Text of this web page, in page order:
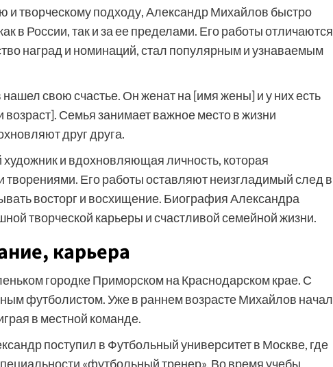
и творческому подходу, Александр Михайлов быстро
в России, так и за ее пределами. Его работы отличаются
наград и номинаций, стал популярным и узнаваемым
свою счастье. Он женат на [имя жены] и у них есть
возраст]. Семья занимает важное место в жизни
друг друга.
и вдохновляющая личность, которая
творениями. Его работы оставляют неизгладимый след в
восторг и восхищение. Биография Александра
творческой карьеры и счастливой семейной жизни.
карьера
городке Приморском на Краснодарском крае. С
футболистом. Уже в раннем возрасте Михайлов начал
в местной команде.
поступил в Футбольный университет в Москве, где
«футбольный тренер». Во время учебы